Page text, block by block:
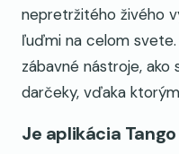
nepretržitého živého
ľuďmi na celom
zábavné nástroje,
darčeky, vďaka
Je aplikácia